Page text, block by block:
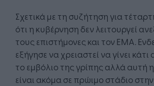
Σχετικά με τη συζήτηση για
ότι η κυβέρνηση δεν λειτουργεί
τους επιστήμονες και τον ΕΜΑ.
εξήγησε να χρειαστεί να γίνει κάτι
το εμβόλιο της γρίπης αλλά αυτή
είναι ακόμα σε πρώιμο στάδιο